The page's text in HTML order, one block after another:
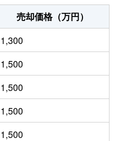
売却価格（万円）
1,300
1,500
1,500
1,500
1,500